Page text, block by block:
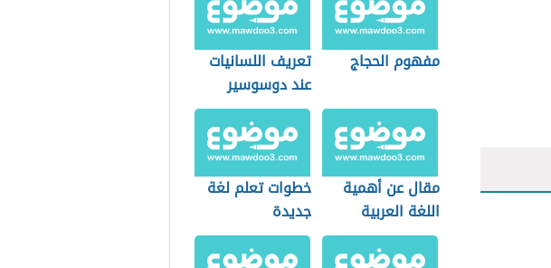
مفهوم الحجاج
تعريف اللسانيات
عند دوسوسير
مقال عن أهمية
اللغة العربية
خطوات تعلم لغة
جديدة